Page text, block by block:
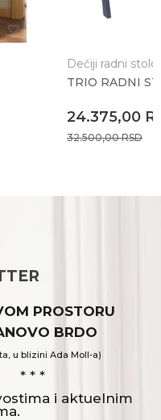
Dečiji radni
TRIO RADNI
24.375,00
32.500,00RSD
PROSTORU
BRDO
u blizini Ada Moll-a)
*
i aktuelnim